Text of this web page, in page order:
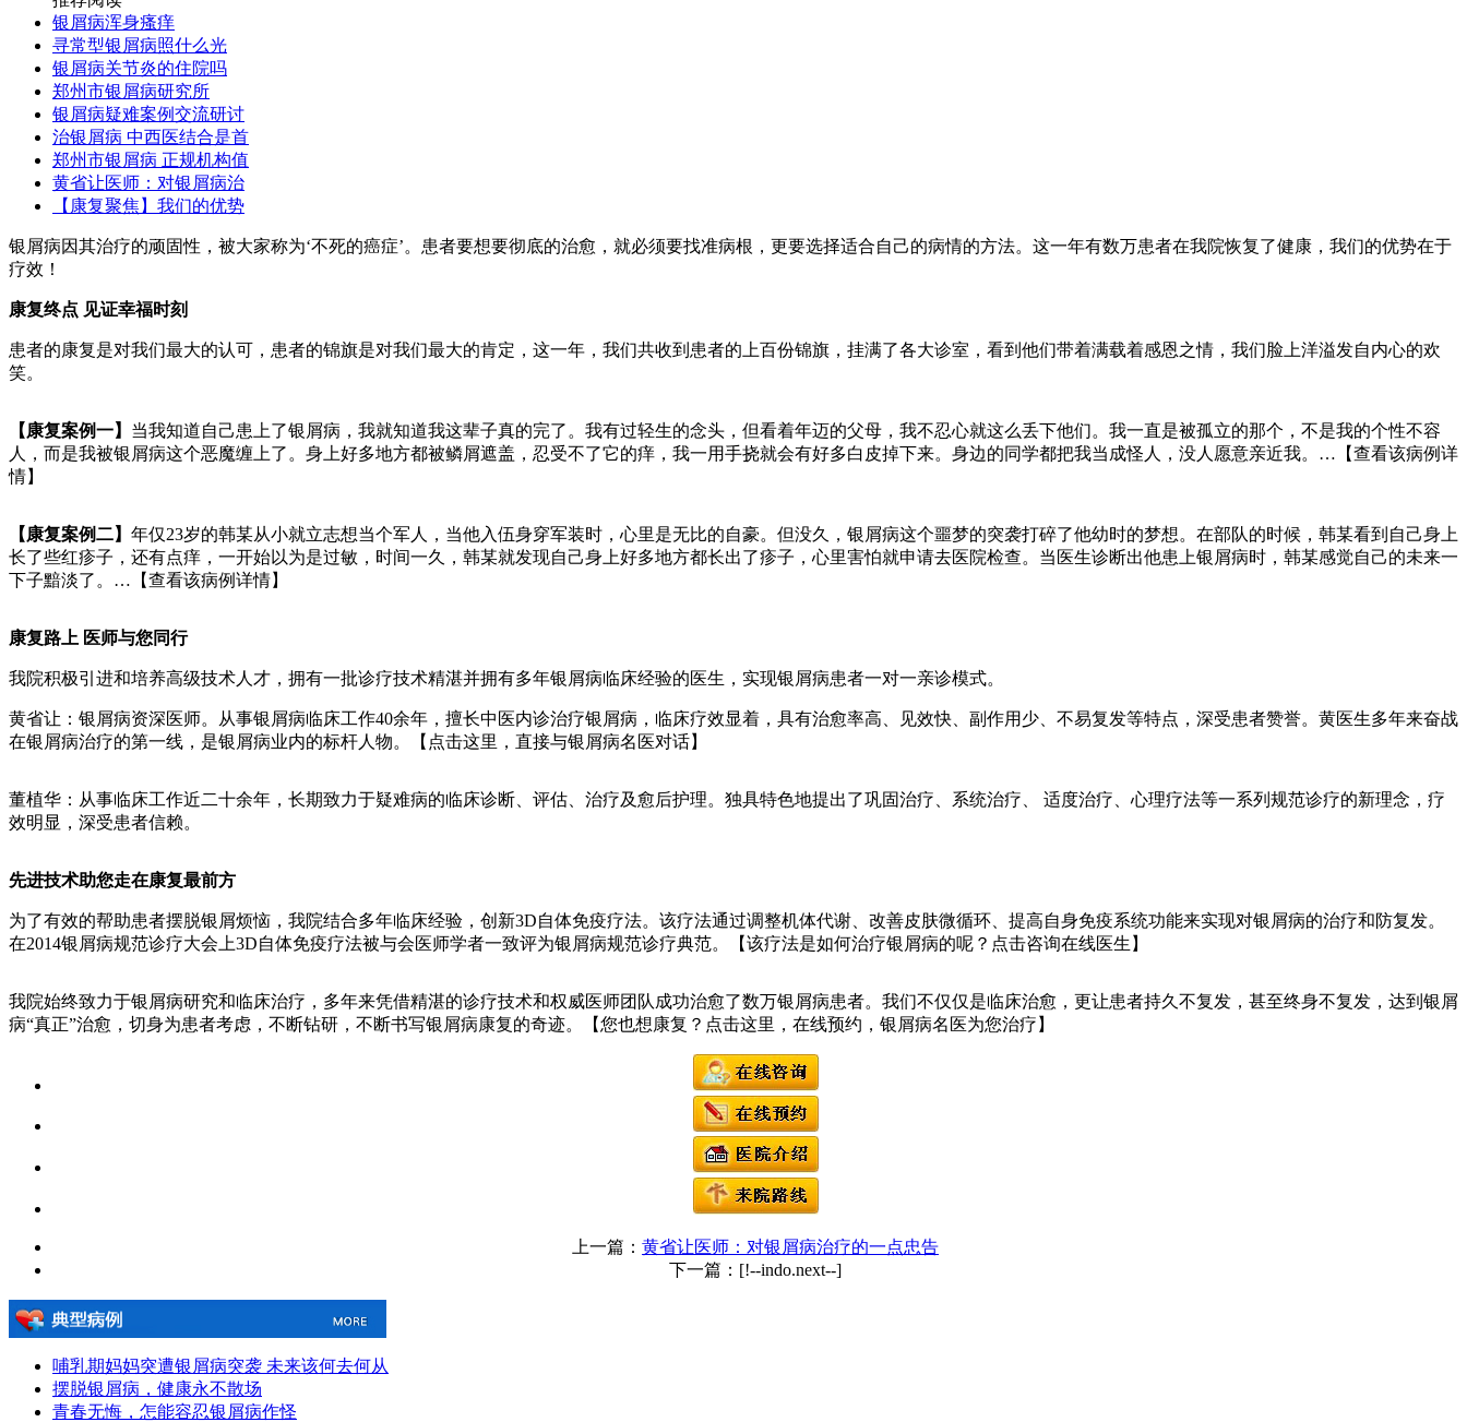
银屑病浑身瘙痒
寻常型银屑病照什么光
银屑病关节炎的住院吗
郑州市银屑病研究所
银屑病疑难案例交流研讨
治银屑病 中西医结合是首
郑州市银屑病 正规机构值
黄省让医师：对银屑病治
【康复聚焦】我们的优势
银屑病因其治疗的顽固性，被大家称为‘不死的癌症’。患者要想要彻底的治愈，就必须要找准病根，更要选择适合自己的病情的方法。这一年有数万患者在我院恢复了健康，我们的优势在于
疗效！
康复终点 见证幸福时刻
患者的康复是对我们最大的认可，患者的锦旗是对我们最大的肯定，这一年，我们共收到患者的上百份锦旗，挂满了各大诊室，看到他们带着满载着感恩之情，我们脸上洋溢发自内心的欢
笑。
【康复案例一】 当我知道自己患上了银屑病，我就知道我这辈子真的完了。我有过轻生的念头，但看着年迈的父母，我不忍心就这么丢下他们。我一直是被孤立的那个，不是我的个性不容
人，而是我被银屑病这个恶魔缠上了。身上好多地方都被鳞屑遮盖，忍受不了它的痒，我一用手挠就会有好多白皮掉下来。身边的同学都把我当成怪人，没人愿意亲近我。…【查看该病例详
情】
【康复案例二】 年仅23岁的韩某从小就立志想当个军人，当他入伍身穿军装时，心里是无比的自豪。但没久，银屑病这个噩梦的突袭打碎了他幼时的梦想。在部队的时候，韩某看到自己身上
长了些红疹子，还有点痒，一开始以为是过敏，时间一久，韩某就发现自己身上好多地方都长出了疹子，心里害怕就申请去医院检查。当医生诊断出他患上银屑病时，韩某感觉自己的未来一
下子黯淡了。…【查看该病例详情】
康复路上 医师与您同行
我院积极引进和培养高级技术人才，拥有一批诊疗技术精湛并拥有多年银屑病临床经验的医生，实现银屑病患者一对一亲诊模式。
黄省让：银屑病资深医师。从事银屑病临床工作40余年，擅长中医内诊治疗银屑病，临床疗效显着，具有治愈率高、见效快、副作用少、不易复发等特点，深受患者赞誉。黄医生多年来奋战
在银屑病治疗的第一线，是银屑病业内的标杆人物。【点击这里，直接与银屑病名医对话】
董植华：从事临床工作近二十余年，长期致力于疑难病的临床诊断、评估、治疗及愈后护理。独具特色地提出了巩固治疗、系统治疗、 适度治疗、心理疗法等一系列规范诊疗的新理念，疗
效明显，深受患者信赖。
先进技术助您走在康复最前方
为了有效的帮助患者摆脱银屑烦恼，我院结合多年临床经验，创新3D自体免疫疗法。该疗法通过调整机体代谢、改善皮肤微循环、提高自身免疫系统功能来实现对银屑病的治疗和防复发。
在2014银屑病规范诊疗大会上3D自体免疫疗法被与会医师学者一致评为银屑病规范诊疗典范。【该疗法是如何治疗银屑病的呢？点击咨询在线医生】
我院始终致力于银屑病研究和临床治疗，多年来凭借精湛的诊疗技术和权威医师团队成功治愈了数万银屑病患者。我们不仅仅是临床治愈，更让患者持久不复发，甚至终身不复发，达到银屑
病“真正”治愈，切身为患者考虑，不断钻研，不断书写银屑病康复的奇迹。【您也想康复？点击这里，在线预约，银屑病名医为您治疗】
上一篇： 黄省让医师：对银屑病治疗的一点忠告
下一篇：[!--indo.next--]
哺乳期妈妈突遭银屑病突袭 未来该何去何从
摆脱银屑病，健康永不散场
青春无悔，怎能容忍银屑病作怪